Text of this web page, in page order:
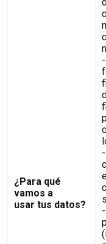
¿Para qué
vamos a
usar tus datos?